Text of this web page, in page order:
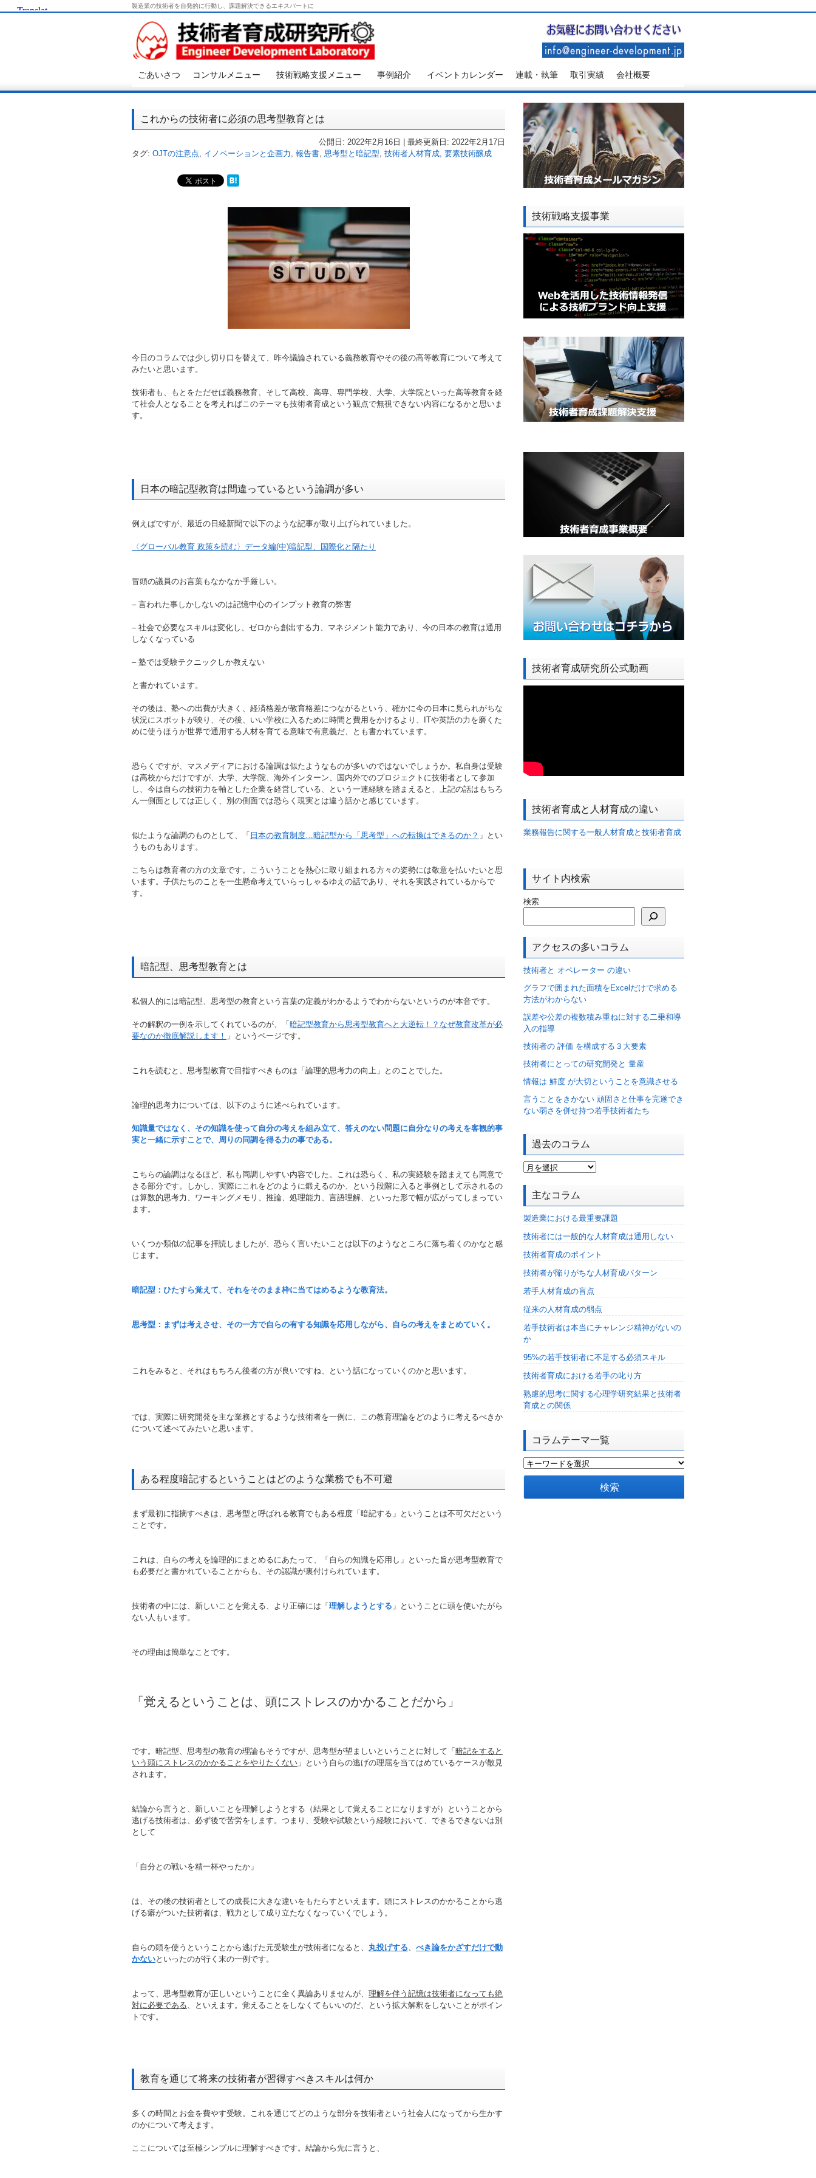
製造業の技術者を自発的に行動し、課題解決できるエキスパートに
ごあいさつ コンサルメニュー 技術戦略支援メニュー 事例紹介 イベントカレンダー 連載・執筆 取引実績 会社概要
これからの技術者に必須の思考型教育とは
公開日: 2022年2月16日 | 最終更新日: 2022年2月17日
タグ: OJTの注意点, イノベーションと企画力 , 報告書, 思考型と暗記型, 技術者人材育成, 要素技術醸成
今日のコラムでは少し切り口を替えて、昨今議論されている義務教育やその後の高等教育について考えて
みたいと思います。
技術者も、もとをただせば義務教育、そして高校、高専、専門学校、大学、大学院といった高等教育を経
て社会人となることを考えればこのテーマも技術者育成という観点で無視できない内容になるかと思いま
す。
日本の暗記型教育は間違っているという論調が多い
例えばですが、最近の日経新聞で以下のような記事が取り上げられていました。
〈グローバル教育 政策を読む〉データ編(中)暗記型、国際化と隔たり
冒頭の議員のお言葉もなかなか手厳しい。
– 言われた事しかしないのは記憶中心のインプット教育の弊害
– 社会で必要なスキルは変化し、ゼロから創出する力、マネジメント能力であり、今の日本の教育は通用
しなくなっている
– 塾では受験テクニックしか教えない
と書かれています。
その後は、塾への出費が大きく、経済格差が教育格差につながるという、確かに今の日本に見られがちな
状況にスポットが映り、その後、いい学校に入るために時間と費用をかけるより、ITや英語の力を磨くた
めに使うほうが世界で通用する人材を育てる意味で有意義だ、とも書かれています。
恐らくですが、マスメディアにおける論調は似たようなものが多いのではないでしょうか。私自身は受験
は高校からだけですが、大学、大学院、海外インターン、国内外でのプロジェクトに技術者として参加
し、今は自らの技術力を軸とした企業を経営している、という一連経験を踏まえると、上記の話はもちろ
ん一側面としては正しく、別の側面では恐らく現実とは違う話かと感じています。
似たような論調のものとして、「 日本の教育制度…暗記型から「思考型」への転換はできるのか？ 」とい
うものもあります。
こちらは教育者の方の文章です。こういうことを熱心に取り組まれる方々の姿勢には敬意を払いたいと思
います。子供たちのことを一生懸命考えていらっしゃるゆえの話であり、それを実践されているからで
す。
暗記型、思考型教育とは
私個人的には暗記型、思考型の教育という言葉の定義がわかるようでわからないというのが本音です。
その解釈の一例を示してくれているのが、「 暗記型教育から思考型教育へと大逆転！？なぜ教育改革が必
要なのか徹底解説します！ 」というページです。
これを読むと、思考型教育で目指すべきものは「論理的思考力の向上」とのことでした。
論理的思考力については、以下のように述べられています。
知識量ではなく、その知識を使って自分の考えを組み立て、答えのない問題に自分なりの考えを客観的事
実と一緒に示すことで、周りの同調を得る力の事である。
こちらの論調はなるほど、私も同調しやすい内容でした。これは恐らく、私の実経験を踏まえても同意で
きる部分です。しかし、実際にこれをどのように鍛えるのか、という段階に入ると事例として示されるの
は算数的思考力、ワーキングメモリ、推論、処理能力、言語理解、といった形で幅が広がってしまってい
ます。
いくつか類似の記事を拝読しましたが、恐らく言いたいことは以下のようなところに落ち着くのかなと感
じます。
暗記型：ひたすら覚えて、それをそのまま枠に当てはめるような教育法。
思考型：まずは考えさせ、その一方で自らの有する知識を応用しながら、自らの考えをまとめていく。
これをみると、それはもちろん後者の方が良いですね、という話になっていくのかと思います。
では、実際に研究開発を主な業務とするような技術者を一例に、この教育理論をどのように考えるべきか
について述べてみたいと思います。
ある程度暗記するということはどのような業務でも不可避
まず最初に指摘すべきは、思考型と呼ばれる教育でもある程度「暗記する」ということは不可欠だという
ことです。
これは、自らの考えを論理的にまとめるにあたって、「自らの知識を応用し」といった旨が思考型教育で
も必要だと書かれていることからも、その認識が裏付けられています。
技術者の中には、新しいことを覚える、より正確には「 理解しようとする 」ということに頭を使いたがら
ない人もいます。
その理由は簡単なことです。
「覚えるということは、頭にストレスのかかることだから」
です。暗記型、思考型の教育の理論もそうですが、思考型が望ましいということに対して「 暗記をすると
いう頭にストレスのかかることをやりたくない 」という自らの逃げの理屈を当てはめているケースが散見
されます。
結論から言うと、新しいことを理解しようとする（結果として覚えることになりますが）ということから
逃げる技術者は、必ず後で苦労をします。つまり、受験や試験という経験において、できるできないは別
として
「自分との戦いを精一杯やったか」
は、その後の技術者としての成長に大きな違いをもたらすといえます。頭にストレスのかかることから逃
げる癖がついた技術者は、戦力として成り立たなくなっていくでしょう。
自らの頭を使うということから逃げた元受験生が技術者になると、 丸投げする、 べき論をかざすだけで動
かないといったのが行く末の一例です。
よって、思考型教育が正しいということに全く異論ありませんが、 理解を伴う記憶は技術者になっても絶
対に必要である、といえます。覚えることをしなくてもいいのだ、という拡大解釈をしないことがポイン
トです。
教育を通じて将来の技術者が習得すべきスキルは何か
多くの時間とお金を費やす受験。これを通じてどのような部分を技術者という社会人になってから生かす
のかについて考えます。
ここについては至極シンプルに理解すべきです。結論から先に言うと、
技術戦略支援事業
技術者育成研究所公式動画
技術者育成と人材育成の違い
業務報告に関する一般人材育成と技術者育成
サイト内検索
検索
アクセスの多いコラム
技術者と オペレーター の違い
グラフで囲まれた面積をExcelだけで求める
方法がわからない
誤差や公差の複数積み重ねに対する二乗和導
入の指導
技術者の 評価 を構成する３大要素
技術者にとっての研究開発と 量産
情報は 鮮度 が大切ということを意識させる
言うことをきかない 頑固さと仕事を完遂でき
ない弱さを併せ持つ若手技術者たち
過去のコラム
主なコラム
製造業における最重要課題
技術者には一般的な人材育成は通用しない
技術者育成のポイント
技術者が陥りがちな人材育成パターン
若手人材育成の盲点
従来の人材育成の弱点
若手技術者は本当にチャレンジ精神がないの
か
95%の若手技術者に不足する必須スキル
技術者育成における若手の叱り方
熟慮的思考に関する心理学研究結果と技術者
育成との関係
コラムテーマ一覧